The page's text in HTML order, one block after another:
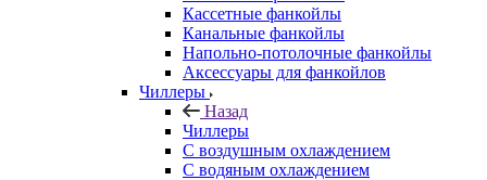
Кассетные фанкойлы
Канальные фанкойлы
Напольно-потолочные фанкойлы
Аксессуары для фанкойлов
Чиллеры
Назад
Чиллеры
С воздушным охлаждением
С водяным охлаждением